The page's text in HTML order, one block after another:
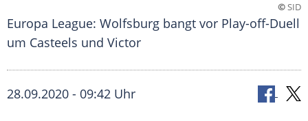
©SID
Europa League: Wolfsburg bangt vor Play-off-Duell
um Casteels und Victor
28.09.2020 - 09:42 Uhr